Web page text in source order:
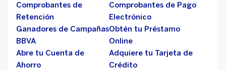
Comprobantes de
Retención
Comprobantes de Pago
Electrónico
Ganadores de Campañas
BBVA
Obtén tu Préstamo
Online
Abre tu Cuenta de
Ahorro
Adquiere tu Tarjeta de
Crédito